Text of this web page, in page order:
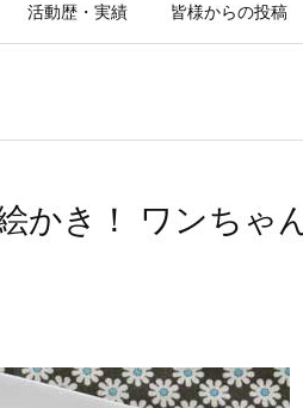
活動歴・実績 皆様からの投稿
かき！ ワンちゃ